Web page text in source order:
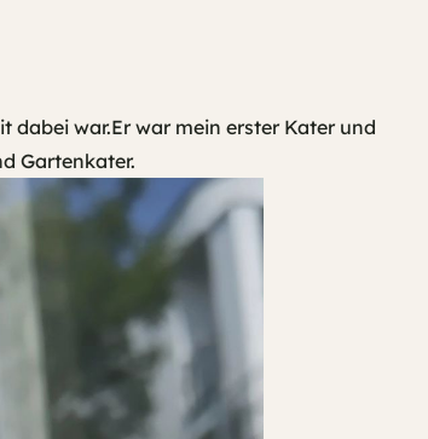
dabei war.Er war mein erster Kater und
Gartenkater.